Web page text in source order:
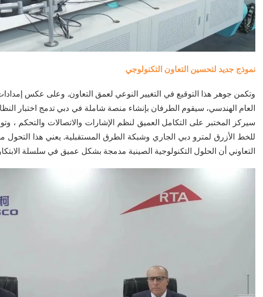
نموذج جديد لتحسين التعاون التكنولوجي
وتكمن جوهر هذا التوقيع في التغيير النوعي لعمق التعاون. وعلى عكس
العام الهندسي، سيقوم الطرفان بإنشاء منصة شاملة في دبي تدمج اختبار
سيركز المختبر على التكامل العميق لنظم الإشارات والاتصالات والتحكم ،
للخط الأزرق لمترو دبي الجاري وشبكة الطرق المستقبلية. يعني هذا التحول
التعاوني أن الحلول التكنولوجية الصينية مدمجة بشكل عميق في سلسلة